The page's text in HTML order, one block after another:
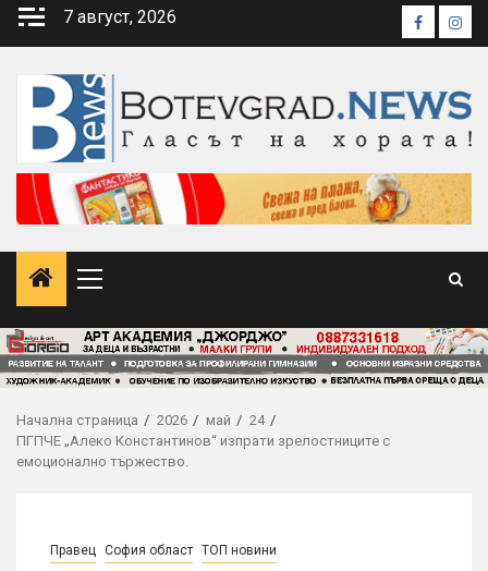
Skip
7 август, 2026 Facebook
Primary
Начална страница 2026 май
24
ПГПЧЕ „Алеко Константинов“ изпрати зрелостниците с
емоционално тържество.
Правец София област ТОП новини